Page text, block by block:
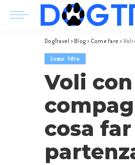
DogTravel > Blog > Come fare > Voli
Come fare
Voli
cosa